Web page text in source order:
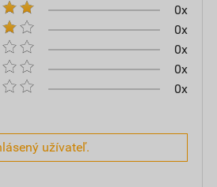
0x
0x
0x
0x
0x
užívateľ.